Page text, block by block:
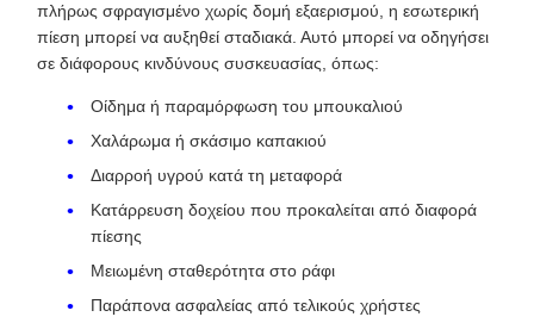
πλήρως σφραγισμένο χωρίς δομή εξαερισμού, η εσωτερική
πίεση μπορεί να αυξηθεί σταδιακά. Αυτό μπορεί να οδηγήσει
σε διάφορους κινδύνους συσκευασίας, όπως:
Οίδημα ή παραμόρφωση του μπουκαλιού
Χαλάρωμα ή σκάσιμο καπακιού
Διαρροή υγρού κατά τη μεταφορά
Κατάρρευση δοχείου που προκαλείται από διαφορά
πίεσης
Μειωμένη σταθερότητα στο ράφι
Παράπονα ασφαλείας από τελικούς χρήστες